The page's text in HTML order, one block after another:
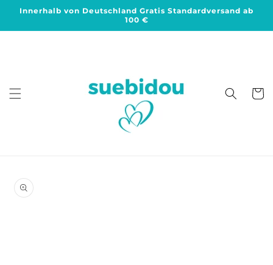
zum
Innerhalb von Deutschland Gratis Standardversand ab
100 €